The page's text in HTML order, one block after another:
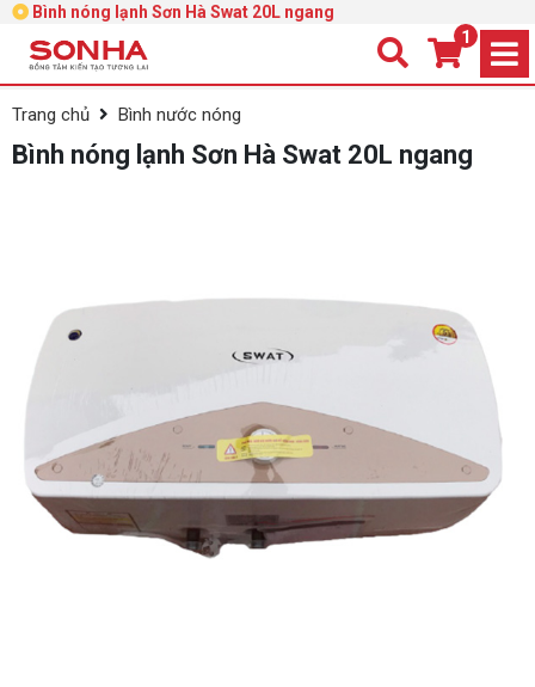
Bình nóng lạnh Sơn Hà Swat 20L ngang
1
Trang chủ Bình nước nóng
Bình nóng lạnh Sơn Hà Swat 20L ngang